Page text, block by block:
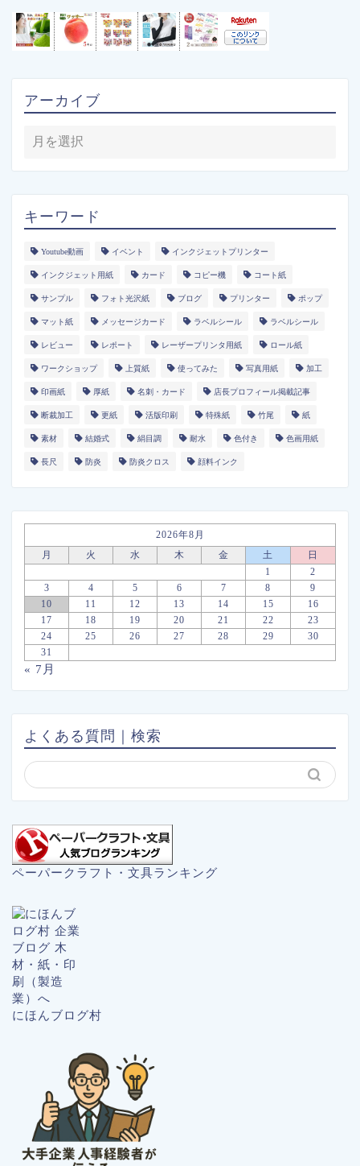
アーカイブ
キーワード
Youtube動画 イベント インクジェットプリンター
インクジェット用紙 カード コピー機 コート紙
サンプル フォト光沢紙 ブログ プリンター ポップ
マット紙 メッセージカード ラベルシール ラベルシール
レビュー レポート レーザープリンタ用紙 ロール紙
ワークショップ 上質紙 使ってみた 写真用紙 加工
印画紙 厚紙 名刺・カード 店長プロフィール掲載記事
断裁加工 更紙 活版印刷 特殊紙 竹尾 紙
素材 結婚式 絹目調 耐水 色付き 色画用紙
長尺 防炎 防炎クロス 顔料インク
2026年8月
月
火 水 木 金 土
日
1
2
3
4 5 6 7 8
9
10
11 12 13 14 15
16
17
18 19 20 21 22
23
24
25 26 27 28 29
30
31
« 7月
よくある質問｜検索
ペーパークラフト・文具ランキング
にほんブログ村